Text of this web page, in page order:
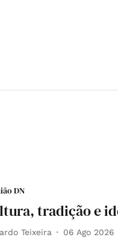
DN
tradição e
Teixeira 06 Ago 2026